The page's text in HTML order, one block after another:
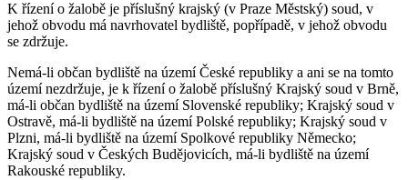
K řízení o žalobě je příslušný krajský (v Praze Městský) soud, v
jehož obvodu má navrhovatel bydliště, popřípadě, v jehož obvodu
se zdržuje.
Nemá-li občan bydliště na území České republiky a ani se na tomto
území nezdržuje, je k řízení o žalobě příslušný Krajský soud v Brně,
má-li občan bydliště na území Slovenské republiky; Krajský soud v
Ostravě, má-li bydliště na území Polské republiky; Krajský soud v
Plzni, má-li bydliště na území Spolkové republiky Německo;
Krajský soud v Českých Budějovicích, má-li bydliště na území
Rakouské republiky.